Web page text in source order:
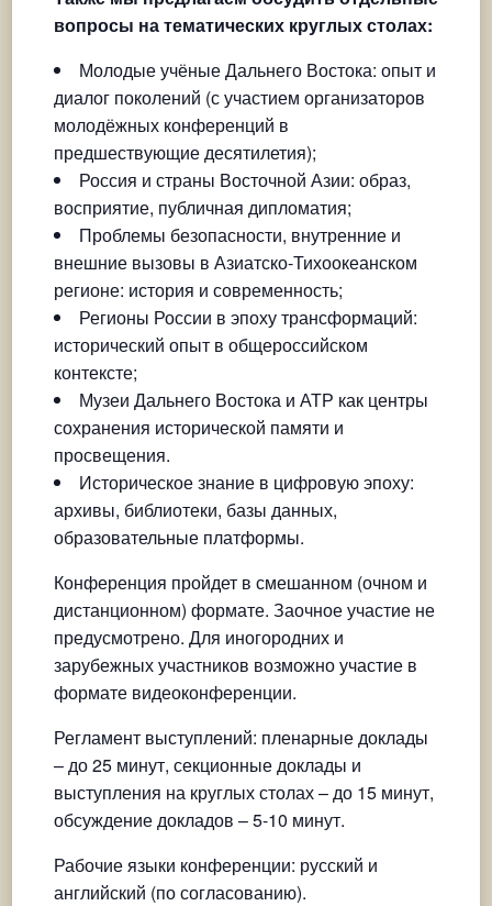
вопросы на тематических круглых столах:
Молодые учёные Дальнего Востока: опыт и
диалог поколений (с участием организаторов
молодёжных конференций в
предшествующие десятилетия);
Россия и страны Восточной Азии: образ,
восприятие, публичная дипломатия;
Проблемы безопасности, внутренние и
внешние вызовы в Азиатско-Тихоокеанском
регионе: история и современность;
Регионы России в эпоху трансформаций:
исторический опыт в общероссийском
контексте;
Музеи Дальнего Востока и АТР как центры
сохранения исторической памяти и
просвещения.
Историческое знание в цифровую эпоху:
архивы, библиотеки, базы данных,
образовательные платформы.
Конференция пройдет в смешанном (очном и
дистанционном) формате. Заочное участие не
предусмотрено. Для иногородних и
зарубежных участников возможно участие в
формате видеоконференции.
Регламент выступлений: пленарные доклады
– до 25 минут, секционные доклады и
выступления на круглых столах – до 15 минут,
обсуждение докладов – 5-10 минут.
Рабочие языки конференции: русский и
английский (по согласованию).